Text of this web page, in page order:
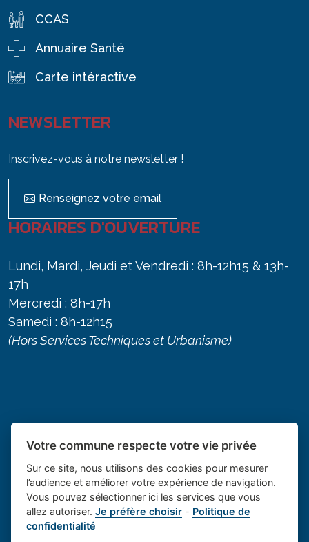
CCAS
Annuaire Santé
Carte intéractive
NEWSLETTER
Inscrivez-vous à notre newsletter !
Renseignez votre email
HORAIRES D'OUVERTURE
Lundi, Mardi, Jeudi et Vendredi : 8h-12h15 & 13h-
17h
Mercredi : 8h-17h
Samedi : 8h-12h15
(Hors Services Techniques et Urbanisme)
Place du village la solution web
et appli des collectivités
- Le village de
Votre commune respecte votre vie privée
Sur ce site, nous utilisons des cookies pour mesurer
l’audience et améliorer votre expérience de navigation.
Vous pouvez sélectionner ici les services que vous
allez autoriser.Je préfère choisir - Politique de
confidentialité